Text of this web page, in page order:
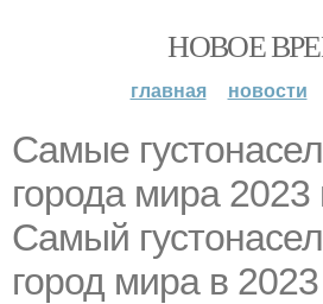
НОВОЕ
главная новости
Самые
города мира 2023
Самый
город мира в 2023